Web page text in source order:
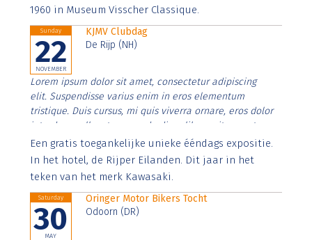
1960 in Museum Visscher Classique.
Sunday
22
NOVEMBER
KJMV Clubdag
De Rijp (NH)
Lorem ipsum dolor sit amet, consectetur adipiscing
elit. Suspendisse varius enim in eros elementum
tristique. Duis cursus, mi quis viverra ornare, eros dolor
interdum nulla, ut commodo diam libero vitae erat.
Aenean faucibus nibh et justo cursus id rutrum lorem
imperdiet. Nunc ut sem vitae risus tristique posuere.
Een gratis toegankelijke unieke ééndags expositie.
In het hotel, de Rijper Eilanden. Dit jaar in het
teken van het merk Kawasaki.
Saturday
30
MAY
Oringer Motor Bikers Tocht
Odoorn (DR)